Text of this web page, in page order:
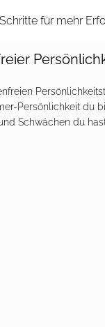
für mehr
Persönlichkeit du
Schwächen du